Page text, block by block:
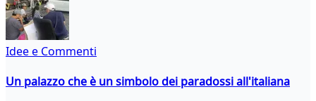
Idee e Commenti
Un palazzo che è un simbolo dei paradossi all'italiana